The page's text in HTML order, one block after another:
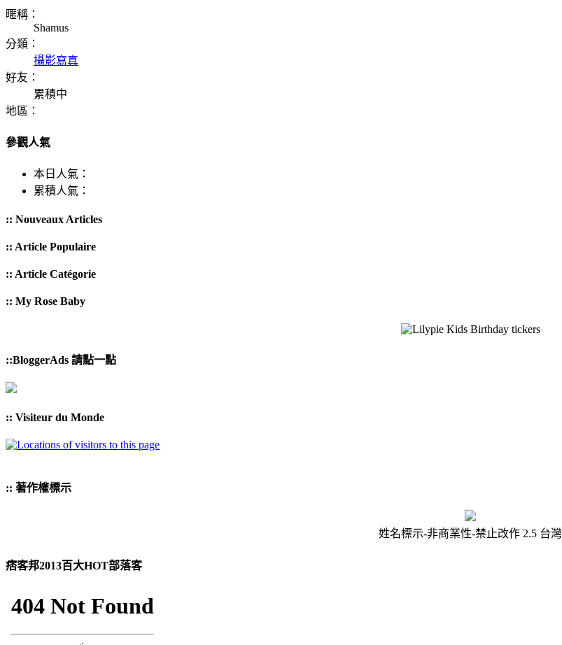
暱稱：
Shamus
分類：
攝影寫真
好友：
累積中
地區：
參觀人氣
本日人氣：
累積人氣：
:: Nouveaux Articles
:: Article Populaire
:: Article Catégorie
:: My Rose Baby
::BloggerAds 請點一點
:: Visiteur du Monde
:: 著作權標示
姓名標示-非商業性-禁止改作 2.5 台灣
痞客邦2013百大HOT部落客